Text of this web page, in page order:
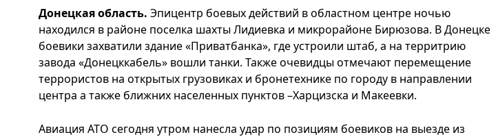
Донецкая область. Эпицентр боевых действий в областном центре ночью
находился в районе поселка шахты Лидиевка и микрорайоне Бирюзова. В Донецке
боевики захватили здание «Приватбанка», где устроили штаб, а на территрию
завода «Донецккабель» вошли танки. Также очевидцы отмечают перемещение
террористов на открытых грузовиках и бронетехнике по городу в направлении
центра а также ближних населенных пунктов –Харцизска и Макеевки.
Авиация АТО сегодня утром нанесла удар по позициям боевиков на выезде из